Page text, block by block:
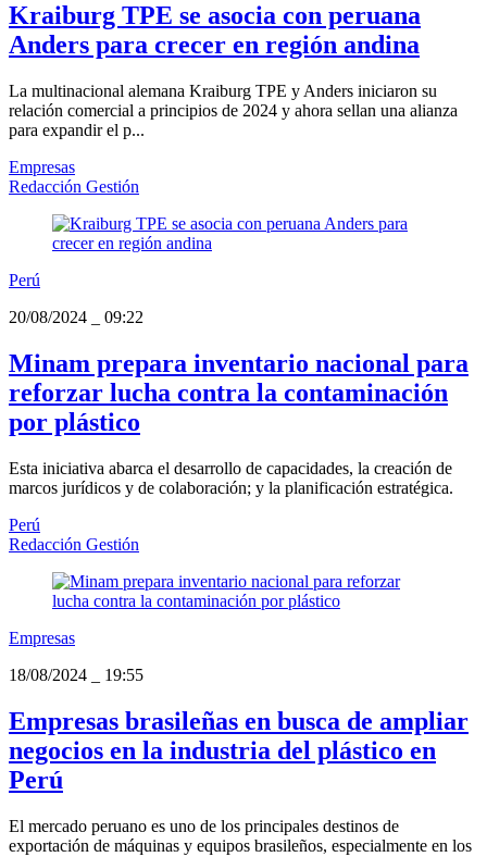
Kraiburg TPE se asocia con peruana
Anders para crecer en región andina
La multinacional alemana Kraiburg TPE y Anders iniciaron su
relación comercial a principios de 2024 y ahora sellan una alianza
para expandir el p...
Empresas
Redacción Gestión
Perú
20/08/2024
09:22
Minam prepara inventario nacional para
reforzar lucha contra la contaminación
por plástico
Esta iniciativa abarca el desarrollo de capacidades, la creación de
marcos jurídicos y de colaboración; y la planificación estratégica.
Perú
Redacción Gestión
Empresas
18/08/2024
19:55
Empresas brasileñas en busca de ampliar
negocios en la industria del plástico en
Perú
El mercado peruano es uno de los principales destinos de
exportación de máquinas y equipos brasileños, especialmente en los